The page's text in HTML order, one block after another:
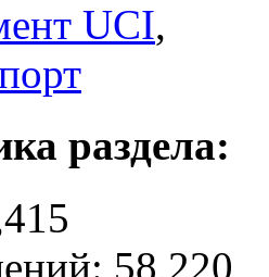
UCI,
раздела:
58,220